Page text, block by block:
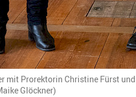
mit Prorektorin Christine Fürst
Glöckner)